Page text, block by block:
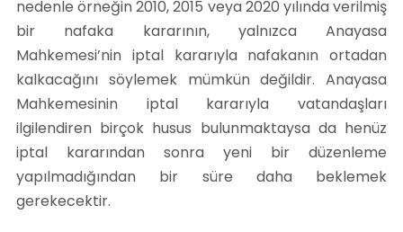
nedenle örneğin 2010, 2015 veya 2020 yılında verilmiş
bir nafaka kararının, yalnızca Anayasa
Mahkemesi’nin iptal kararıyla nafakanın ortadan
kalkacağını söylemek mümkün değildir. Anayasa
Mahkemesinin iptal kararıyla vatandaşları
ilgilendiren birçok husus bulunmaktaysa da henüz
iptal kararından sonra yeni bir düzenleme
yapılmadığından bir süre daha beklemek
gerekecektir.